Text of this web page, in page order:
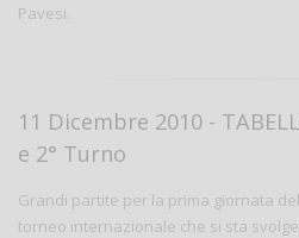
Pavesi.
11 Dicembre 2010 -
e 2° Turno
Grandi partite per la prima giornata del
torneo internazionale che si sta